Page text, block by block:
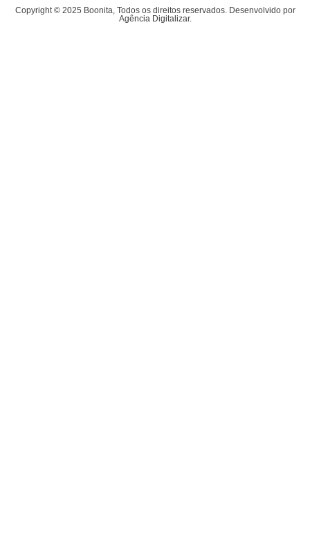
Copyright © 2025 Boonita, Todos os direitos reservados. Desenvolvido por
Agência Digitalizar.